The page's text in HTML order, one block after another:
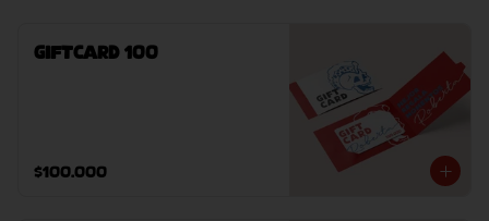
GiftCard 100
$100.000